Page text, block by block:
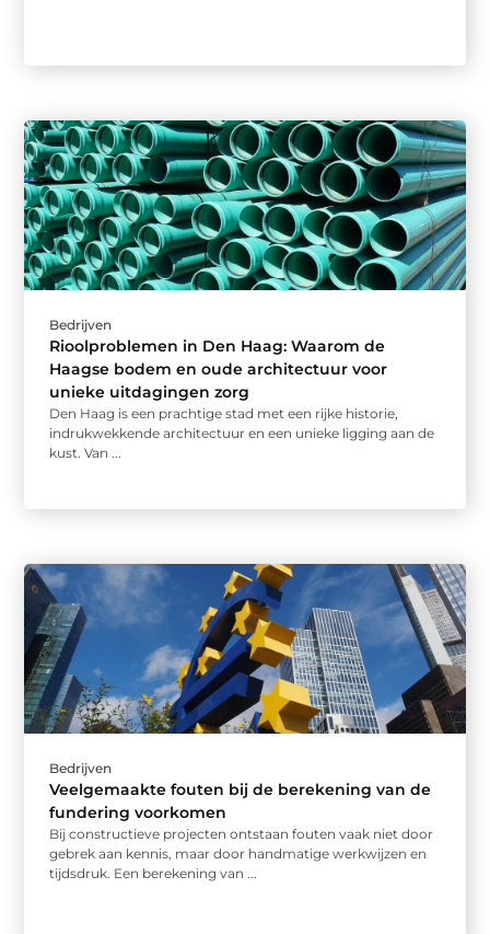
Bedrijven
Rioolproblemen in Den Haag: Waarom de
Haagse bodem en oude architectuur voor
unieke uitdagingen zorg
Den Haag is een prachtige stad met een rijke historie,
indrukwekkende architectuur en een unieke ligging aan de
kust. Van ...
Bedrijven
Veelgemaakte fouten bij de berekening van de
fundering voorkomen
Bij constructieve projecten ontstaan fouten vaak niet door
gebrek aan kennis, maar door handmatige werkwijzen en
tijdsdruk. Een berekening van ...